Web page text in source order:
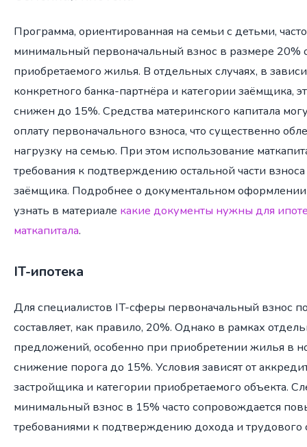
Программа, ориентированная на семьи с детьми,
минимальный первоначальный взнос в размере 20%
приобретаемого жилья. В отдельных случаях, в
конкретного банка-партнёра и категории заёмщика,
снижен до 15%. Средства материнского капитала
оплату первоначального взноса, что существенно
нагрузку на семью. При этом использование
требования к подтверждению остальной части
заёмщика. Подробнее о документальном
узнать в материале какие документы нужны для
маткапитала.
IT-ипотека
Для специалистов IT-сферы первоначальный взнос
составляет, как правило, 20%. Однако в рамках
предложений, особенно при приобретении жилья в
снижение порога до 15%. Условия зависят от
застройщика и категории приобретаемого объекта.
минимальный взнос в 15% часто сопровождается
требованиями к подтверждению дохода и трудового